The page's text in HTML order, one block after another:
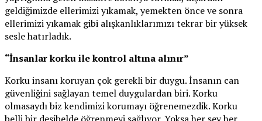
geldiğimizde ellerimizi yıkamak, yemekten önce ve sonra
ellerimizi yıkamak gibi alışkanlıklarımızı tekrar bir yüksek
sesle hatırladık.
“İnsanlar korku ile kontrol altına alınır”
Korku insanı koruyan çok gerekli bir duygu. İnsanın can
güvenliğini sağlayan temel duygulardan biri. Korku
olmasaydı biz kendimizi korumayı öğrenemezdik. Korku